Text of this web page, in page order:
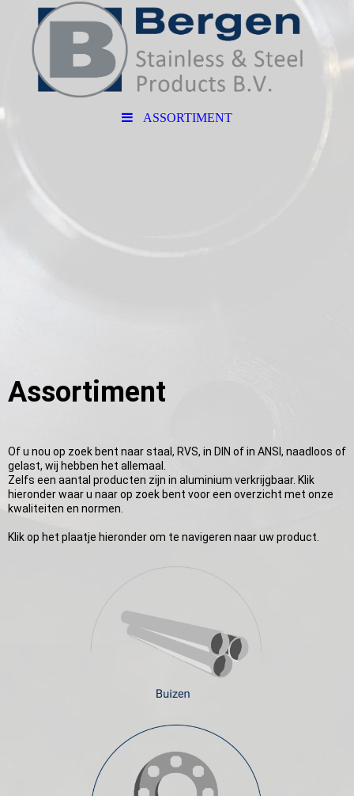
ASSORTIMENT
Assortiment
Of u nou op zoek bent naar staal, RVS, in DIN of in ANSI, naadloos of
gelast, wij hebben het allemaal.
Zelfs een aantal producten zijn in aluminium verkrijgbaar. Klik
hieronder waar u naar op zoek bent voor een overzicht met onze
kwaliteiten en normen.
Klik op het plaatje hieronder om te navigeren naar uw product.